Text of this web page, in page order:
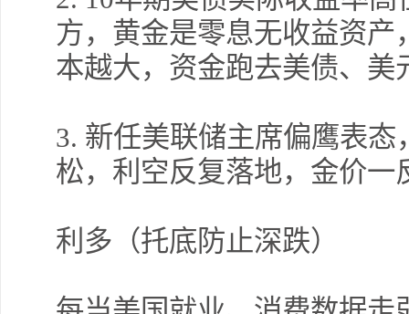
方，黄金是零息无收益资
本越大，资金跑去美债、
3. 新任美联储主席偏鹰表
松，利空反复落地，金价一
利多（托底防止深跌）